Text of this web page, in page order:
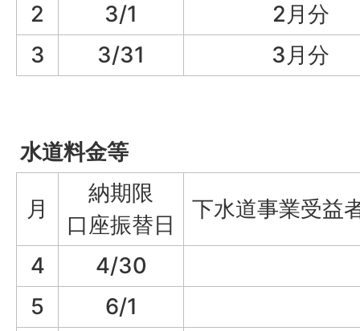
2
3/1
2月分
3
3/31 3月分
水道料金等
月
納期限
口座振替日
下水道事業受益
4
4/30
5
6/1